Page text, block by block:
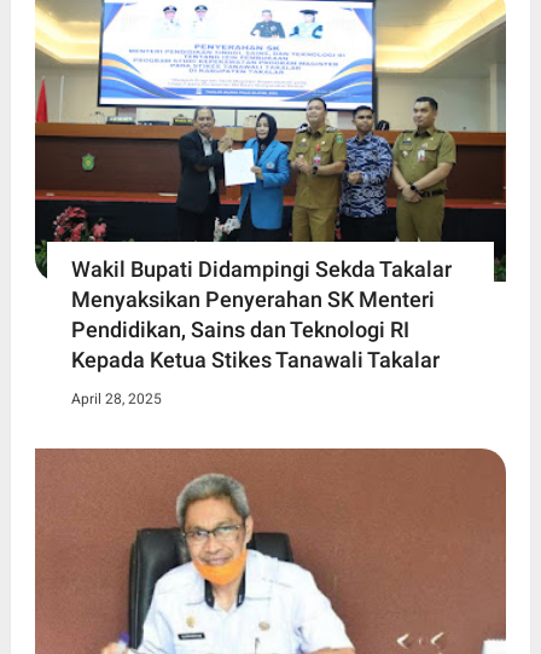
Wakil Bupati Didampingi Sekda Takalar
Menyaksikan Penyerahan SK Menteri
Pendidikan, Sains dan Teknologi RI
Kepada Ketua Stikes Tanawali Takalar
April 28, 2025